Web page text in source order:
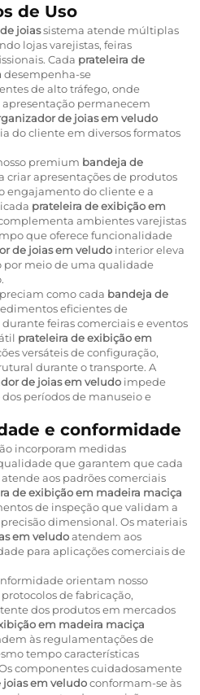
de Uso
joiassistema atende múltiplas
lojas varejistas, feiras
Cada prateleira de
desempenha-se
de alto tráfego, onde
permanecem
de joias em veludo
do cliente em diversos formatos
premium bandeja de
criar apresentações de produtos
engajamento do cliente e a
prateleira de exibição em
ambientes varejistas
que oferece funcionalidade
de joias em veludo interior eleva
por meio de uma qualidade
como cada bandeja de
eficientes de
feiras comerciais e eventos
prateleira de exibição em
versáteis de configuração,
durante o transporte. A
de joias em veludo impede
períodos de manuseio e
e conformidade
incorporam medidas
que garantem que cada
atende aos padrões comerciais
de exibição em madeira maciça
de inspeção que validam a
dimensional. Os materiais
em veludoatendem aos
para aplicações comerciais de
orientam nosso
protocolos de fabricação,
dos produtos em mercados
em madeira maciça
às regulamentações de
tempo características
componentes cuidadosamente
em veludoconformam-se às